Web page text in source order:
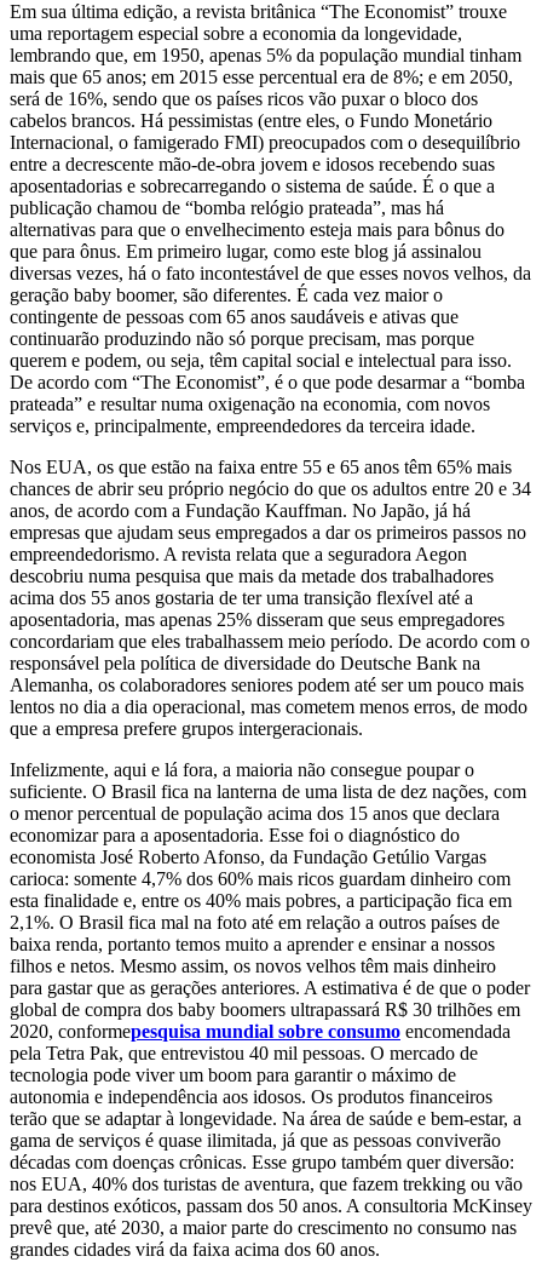
Em sua última edição, a revista britânica “The Economist” trouxe
uma reportagem especial sobre a economia da longevidade,
lembrando que, em 1950, apenas 5% da população mundial tinham
mais que 65 anos; em 2015 esse percentual era de 8%; e em 2050,
será de 16%, sendo que os países ricos vão puxar o bloco dos
cabelos brancos. Há pessimistas (entre eles, o Fundo Monetário
Internacional, o famigerado FMI) preocupados com o desequilíbrio
entre a decrescente mão-de-obra jovem e idosos recebendo suas
aposentadorias e sobrecarregando o sistema de saúde. É o que a
publicação chamou de “bomba relógio prateada”, mas há
alternativas para que o envelhecimento esteja mais para bônus do
que para ônus. Em primeiro lugar, como este blog já assinalou
diversas vezes, há o fato incontestável de que esses novos velhos, da
geração baby boomer, são diferentes. É cada vez maior o
contingente de pessoas com 65 anos saudáveis e ativas que
continuarão produzindo não só porque precisam, mas porque
querem e podem, ou seja, têm capital social e intelectual para isso.
De acordo com “The Economist”, é o que pode desarmar a “bomba
prateada” e resultar numa oxigenação na economia, com novos
serviços e, principalmente, empreendedores da terceira idade.
Nos EUA, os que estão na faixa entre 55 e 65 anos têm 65% mais
chances de abrir seu próprio negócio do que os adultos entre 20 e 34
anos, de acordo com a Fundação Kauffman. No Japão, já há
empresas que ajudam seus empregados a dar os primeiros passos no
empreendedorismo. A revista relata que a seguradora Aegon
descobriu numa pesquisa que mais da metade dos trabalhadores
acima dos 55 anos gostaria de ter uma transição flexível até a
aposentadoria, mas apenas 25% disseram que seus empregadores
concordariam que eles trabalhassem meio período. De acordo com o
responsável pela política de diversidade do Deutsche Bank na
Alemanha, os colaboradores seniores podem até ser um pouco mais
lentos no dia a dia operacional, mas cometem menos erros, de modo
que a empresa prefere grupos intergeracionais.
Infelizmente, aqui e lá fora, a maioria não consegue poupar o
suficiente. O Brasil fica na lanterna de uma lista de dez nações, com
o menor percentual de população acima dos 15 anos que declara
economizar para a aposentadoria. Esse foi o diagnóstico do
economista José Roberto Afonso, da Fundação Getúlio Vargas
carioca: somente 4,7% dos 60% mais ricos guardam dinheiro com
esta finalidade e, entre os 40% mais pobres, a participação fica em
2,1%. O Brasil fica mal na foto até em relação a outros países de
baixa renda, portanto temos muito a aprender e ensinar a nossos
filhos e netos. Mesmo assim, os novos velhos têm mais dinheiro
para gastar que as gerações anteriores. A estimativa é de que o poder
global de compra dos baby boomers ultrapassará R$ 30 trilhões em
2020, conformepesquisa mundial sobre consumo encomendada
pela Tetra Pak, que entrevistou 40 mil pessoas. O mercado de
tecnologia pode viver um boom para garantir o máximo de
autonomia e independência aos idosos. Os produtos financeiros
terão que se adaptar à longevidade. Na área de saúde e bem-estar, a
gama de serviços é quase ilimitada, já que as pessoas conviverão
décadas com doenças crônicas. Esse grupo também quer diversão:
nos EUA, 40% dos turistas de aventura, que fazem trekking ou vão
para destinos exóticos, passam dos 50 anos. A consultoria McKinsey
prevê que, até 2030, a maior parte do crescimento no consumo nas
grandes cidades virá da faixa acima dos 60 anos.